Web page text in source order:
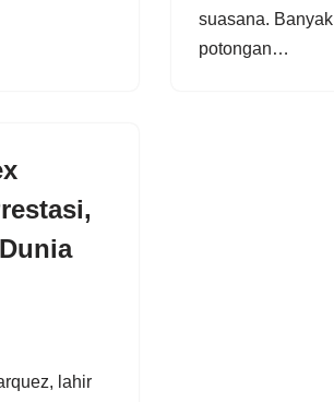
suasana.
potongan…
lahir